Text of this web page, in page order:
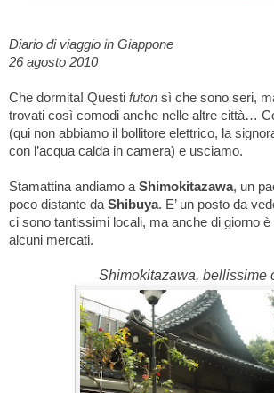
Diario di viaggio in Giappone
26 agosto 2010
Che dormita! Questi futon sì che sono seri,
trovati così comodi anche nelle altre città…
(qui non abbiamo il bollitore elettrico, la
con l’acqua calda in camera) e usciamo.
Stamattina andiamo aShimokitazawa, un
poco distante daShibuya. E’ un posto da
ci sono tantissimi locali, ma anche di giorno
alcuni mercati.
Shimokitazawa, bellissime